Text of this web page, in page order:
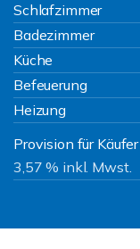
Schlafzimmer
Badezimmer
Küche
Befeuerung
Heizung
Provision für Käufer
3,57 % inkl. Mwst.